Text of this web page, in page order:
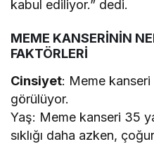
kabul ediliyor.” dedi.
MEME KANSERİNİN
FAKTÖRLERİ
Cinsiyet: Meme kanseri
görülüyor.
Yaş: Meme kanseri 35
sıklığı daha azken,